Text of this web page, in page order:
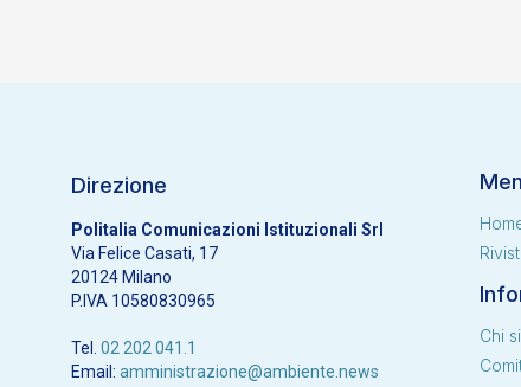
Direzione
Politalia Comunicazioni Istituzionali Srl
Via Felice Casati, 17
20124 Milano
P.IVA 10580830965
Tel. 02 202 041.1
Email: amministrazione@ambiente.news
Chi